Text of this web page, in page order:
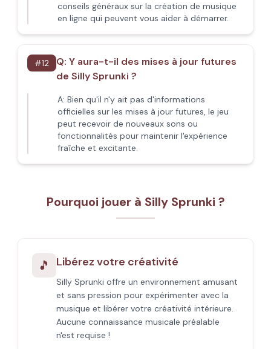
conseils généraux sur la création de musique
en ligne qui peuvent vous aider à démarrer.
#12 Q: Y aura-t-il des mises à jour futures
de Silly Sprunki ?
A: Bien qu'il n'y ait pas d'informations
officielles sur les mises à jour futures, le jeu
peut recevoir de nouveaux sons ou
fonctionnalités pour maintenir l'expérience
fraîche et excitante.
Pourquoi jouer à Silly Sprunki ?
🎵 Libérez votre créativité
Silly Sprunki offre un environnement amusant
et sans pression pour expérimenter avec la
musique et libérer votre créativité intérieure.
Aucune connaissance musicale préalable
n'est requise !